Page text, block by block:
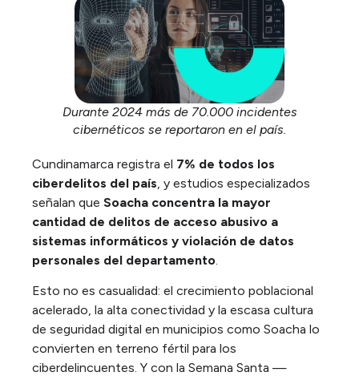
Durante 2024 más de 70.000 incidentes
cibernéticos se reportaron en el país.
Cundinamarca registra el 7% de todos los
ciberdelitos del país , y estudios especializados
señalan que Soacha concentra la mayor
cantidad de delitos de acceso abusivo a
sistemas informáticos y violación de datos
personales del departamento
Esto no es casualidad: el crecimiento poblacional
acelerado, la alta conectividad y la escasa cultura
de seguridad digital en municipios como Soacha lo
convierten en terreno fértil para los
ciberdelincuentes. Y con la Semana Santa —